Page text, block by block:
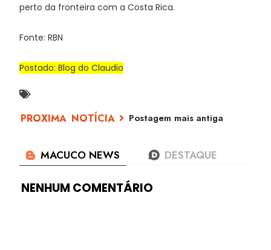
perto da fronteira com a Costa Rica.
Fonte: RBN
Postado: Blog do Claudio
Postagem mais antiga
NENHUM COMENTÁRIO